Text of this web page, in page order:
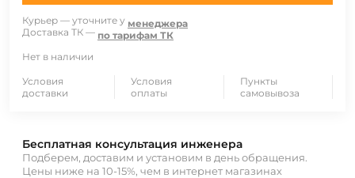
Курьер — уточните у менеджера
Доставка ТК — по тарифам ТК
Нет в наличии
Условия
доставки
Условия
оплаты
Пункты
самовывоза
Бесплатная консультация инженера
Подберем, доставим и установим в день обращения.
Цены ниже на 10-15%, чем в интернет магазинах